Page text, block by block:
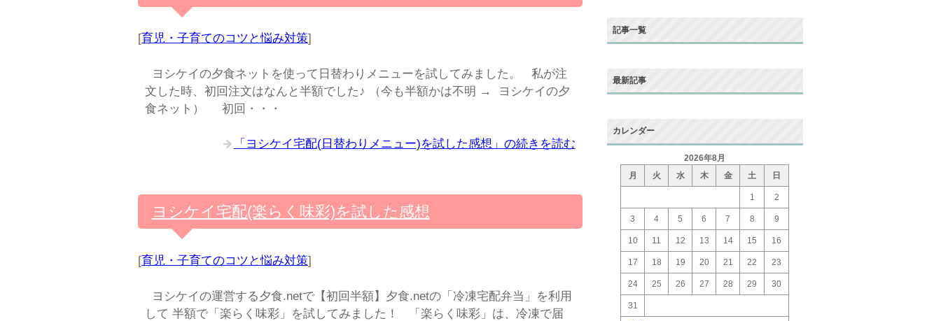
[育児・子育てのコツと悩み対策]
ヨシケイの夕食ネットを使って日替わりメニューを試してみました。 私が注
文した時、初回注文はなんと半額でした♪ （今も半額かは不明 → ヨシケイの夕
食ネット） 初回・・・
「ヨシケイ宅配(日替わりメニュー)を試した感想」の続きを読む
ヨシケイ宅配(楽らく味彩)を試した感想
[育児・子育てのコツと悩み対策]
ヨシケイの運営する夕食.netで【初回半額】夕食.netの「冷凍宅配弁当」を利用
して 半額で「楽らく味彩」を試してみました！ 「楽らく味彩」は、冷凍で届
記事一覧
最新記事
カレンダー
2026年8月
月
火 水 木 金 土 日
1 2
3 4 5 6 7 8 9
10 11 12 13 14 15 16
17 18 19 20 21 22 23
24 25 26 27 28 29 30
31